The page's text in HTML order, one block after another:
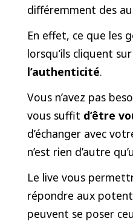
différemment des
En effet, ce que les
lorsqu’ils cliquent
l’authenticité.
Vous n’avez pas
vous suffit d’être
d’échanger avec
n’est rien d’autre
Le live vous
répondre aux
peuvent se poser